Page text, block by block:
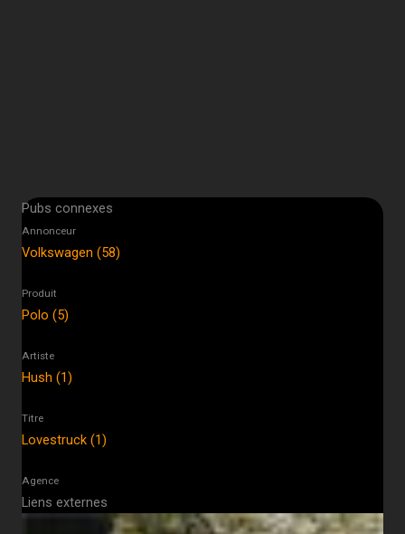
Pubs connexes
Annonceur
Volkswagen (58)
Produit
Polo (5)
Artiste
Hush (1)
Titre
Lovestruck (1)
Agence
Liens externes